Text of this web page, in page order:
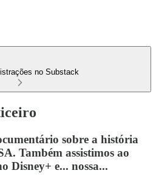
no Substack
sobre a história
Também assistimos ao
Disney+ e... nossa...